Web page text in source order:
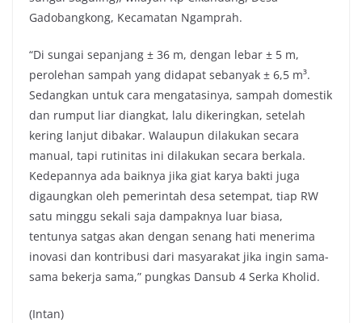
Gadobangkong, Kecamatan Ngamprah.
“Di sungai sepanjang ± 36 m, dengan lebar ± 5 m,
perolehan sampah yang didapat sebanyak ± 6,5 m³.
Sedangkan untuk cara mengatasinya, sampah domestik
dan rumput liar diangkat, lalu dikeringkan, setelah
kering lanjut dibakar. Walaupun dilakukan secara
manual, tapi rutinitas ini dilakukan secara berkala.
Kedepannya ada baiknya jika giat karya bakti juga
digaungkan oleh pemerintah desa setempat, tiap RW
satu minggu sekali saja dampaknya luar biasa,
tentunya satgas akan dengan senang hati menerima
inovasi dan kontribusi dari masyarakat jika ingin sama-
sama bekerja sama,” pungkas Dansub 4 Serka Kholid.
(Intan)